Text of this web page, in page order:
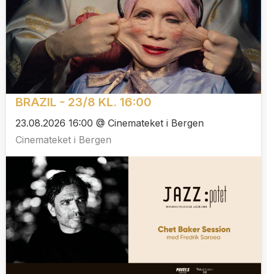
BRAZIL - 23/8 KL. 16:00
23.08.2026 16:00 @ Cinemateket i Bergen
Cinemateket i Bergen